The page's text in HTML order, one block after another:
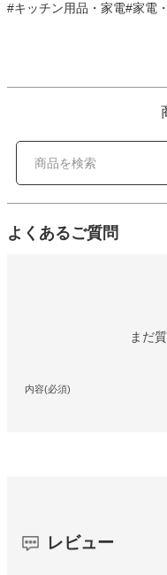
#キッチン用品・家電#家電
よくあるご質問
まだ
内容(必須)
レビュー